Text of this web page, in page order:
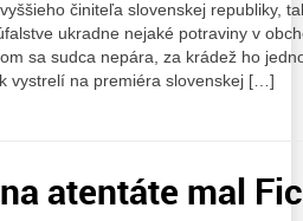
činiteľa slovenskej republiky,
ukradne nejaké potraviny v
sa sudca nepára, za krádež ho
vystrelí na premiéra slovenskej […]
atentáte mal